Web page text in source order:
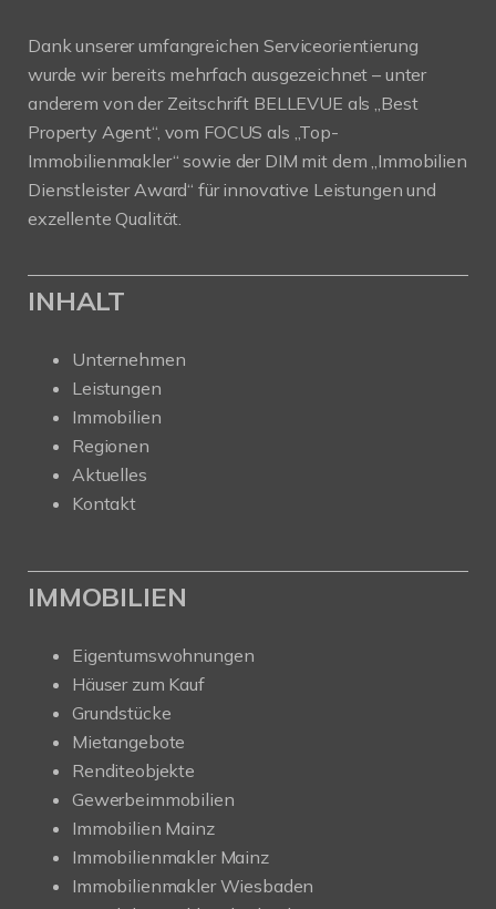
Dank unserer umfangreichen Serviceorientierung
wurde wir bereits mehrfach ausgezeichnet – unter
anderem von der Zeitschrift BELLEVUE als „Best
Property Agent“, vom FOCUS als „Top-
Immobilienmakler“ sowie der DIM mit dem „Immobilien
Dienstleister Award“ für innovative Leistungen und
exzellente Qualität.
INHALT
Unternehmen
Leistungen
Immobilien
Regionen
Aktuelles
Kontakt
IMMOBILIEN
Eigentumswohnungen
Häuser zum Kauf
Grundstücke
Mietangebote
Renditeobjekte
Gewerbeimmobilien
Immobilien Mainz
Immobilienmakler Mainz
Immobilienmakler Wiesbaden